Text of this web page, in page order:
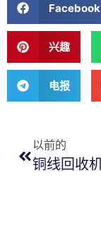
Facebook
兴趣
电报
以前的